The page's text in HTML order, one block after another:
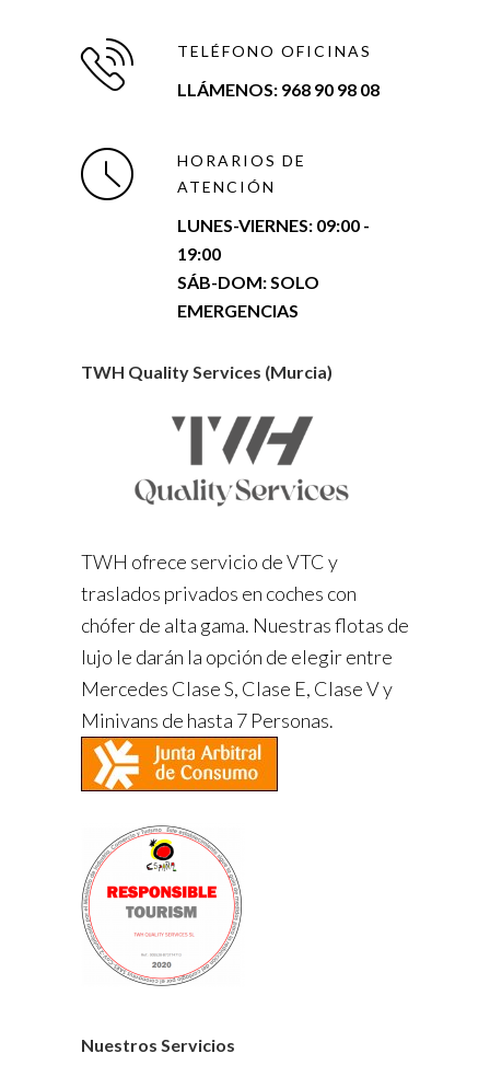
TELÉFONO OFICINAS
LLÁMENOS: 968 90 98 08
HORARIOS DE
ATENCIÓN
LUNES-VIERNES: 09:00 -
19:00
SÁB-DOM: SOLO
EMERGENCIAS
TWH Quality Services (Murcia)
TWH ofrece servicio de VTC y
traslados privados en coches con
chófer de alta gama. Nuestras flotas de
lujo le darán la opción de elegir entre
Mercedes Clase S, Clase E, Clase V y
Minivans de hasta 7 Personas.
Nuestros Servicios